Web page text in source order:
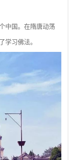
中国。在隋唐动荡
学习佛法。